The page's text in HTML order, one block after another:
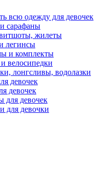
всю одежду для девочек
сарафаны
жилеты
легинсы
и комплекты
велосипедки
лонгсливы, водолазки
девочек
девочек
девочек
для девочки